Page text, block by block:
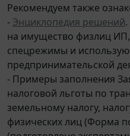
Рекомендуем также
- Энциклопедия решений
на имущество физлиц
спецрежимы и
предпринимательской
- Примеры заполнения
налоговой льготы по
земельному налогу,
физических лиц (Форма